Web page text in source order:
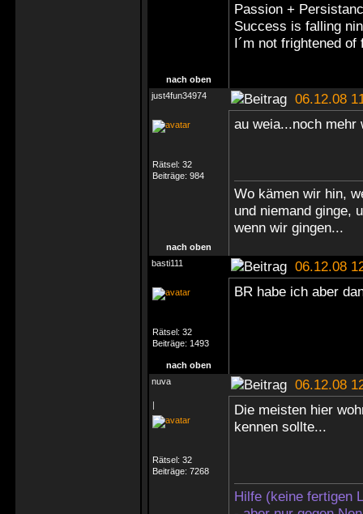
Passion +
Success is falling
I´m not frightened
nach oben
just4fun34974
06.12.08
Rätsel: 32
Beiträge: 984
au weia...noch mehr
Wo kämen wir hin,
und niemand ginge,
wenn wir gingen...
nach oben
basti111
06.12.08
Rätsel: 32
Beiträge: 1493
BR habe ich aber
nach oben
nuva
06.12.08
|
Rätsel: 32
Beiträge: 7268
Die meisten hier
kennen sollte...
Hilfe (keine fertigen